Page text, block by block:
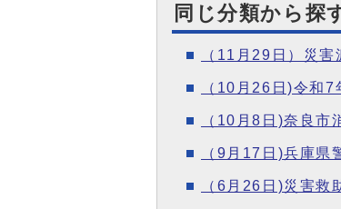
同じ分類から探
（11月29日）災
（10月26日)令和
（10月8日)奈良市
（9月17日)兵庫県
（6月26日)災害